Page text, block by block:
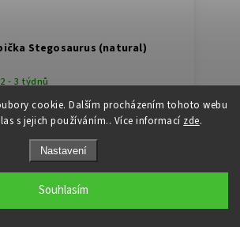
cookie. Dalším procházením tohoto webu
s jejich používáním.. Více informací zde.
Nastavení
Souhlasím
Stegosaurus (natural)
- 3 týdnů
dřevěná lampa Stegosaurus v přírodních
pouze dekorací v dětském pokoji, ale
společníkem a kamarádem při hře,